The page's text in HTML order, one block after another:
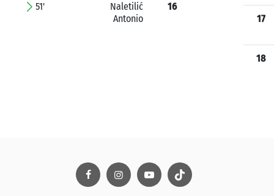
51'
Naletilić
Antonio
16
17
18